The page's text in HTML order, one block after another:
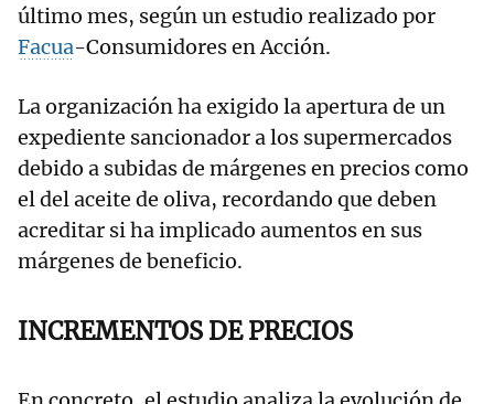
último mes, según un estudio realizado por
Facua-Consumidores en Acción.
La organización ha exigido la apertura de un
expediente sancionador a los supermercados
debido a subidas de márgenes en precios como
el del aceite de oliva, recordando que deben
acreditar si ha implicado aumentos en sus
márgenes de beneficio.
INCREMENTOS DE PRECIOS